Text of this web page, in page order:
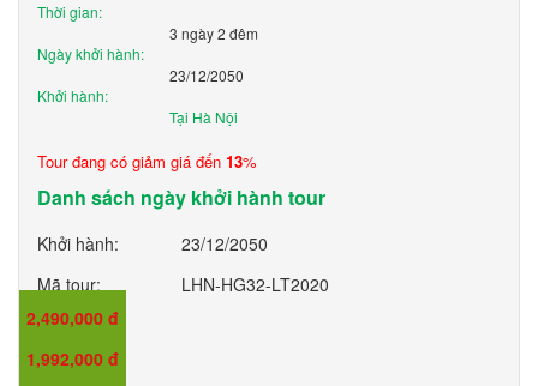
Thời gian:
3 ngày 2 đêm
Ngày khởi hành:
23/12/2050
Khởi hành:
Tại Hà Nội
Tour đang có giảm giá đến 13%
Danh sách ngày khởi hành tour
Khởi hành:
23/12/2050
Mã tour:
LHN-HG32-LT2020
Giá:
2,490,000 đ
Giá trẻ em:
1,992,000 đ